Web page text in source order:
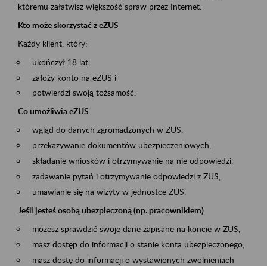
któremu załatwisz większość spraw przez Internet.
Kto może skorzystać z eZUS
Każdy klient, który:
ukończył 18 lat,
założy konto na eZUS i
potwierdzi swoją tożsamość.
Co umożliwia eZUS
wgląd do danych zgromadzonych w ZUS,
przekazywanie dokumentów ubezpieczeniowych,
składanie wniosków i otrzymywanie na nie odpowiedzi,
zadawanie pytań i otrzymywanie odpowiedzi z ZUS,
umawianie się na wizyty w jednostce ZUS.
Jeśli jesteś osobą ubezpieczoną (np. pracownikiem)
możesz sprawdzić swoje dane zapisane na koncie w ZUS,
masz dostęp do informacji o stanie konta ubezpieczonego,
masz dostę do informacji o wystawionych zwolnieniach